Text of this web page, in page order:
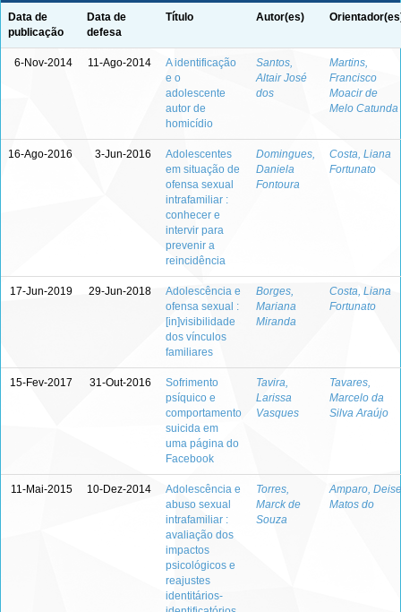
Data de
publicação
Data de
defesa
Título Autor(es)
6-Nov-2014 11-Ago-2014
A identificação
e o
adolescente
autor de
homicídio
Santos,
Altair José
dos
Martins,
Francisco
Moacir de
Melo Catunda
16-Ago-2016 3-Jun-2016
Adolescentes
em situação de
ofensa sexual
intrafamiliar :
conhecer e
intervir para
prevenir a
reincidência
Domingues,
Daniela
Fontoura
Costa, Liana
Fortunato
17-Jun-2019 29-Jun-2018
Adolescência e
ofensa sexual :
[in]visibilidade
dos vínculos
familiares
Borges,
Mariana
Miranda
Costa, Liana
Fortunato
15-Fev-2017 31-Out-2016
Sofrimento
psíquico e
comportamento
suicida em
uma página do
Facebook
Tavira,
Larissa
Vasques
Tavares,
Marcelo da
Silva Araújo
11-Mai-2015 10-Dez-2014
Adolescência e
abuso sexual
intrafamiliar :
avaliação dos
impactos
psicológicos e
reajustes
identitários-
Torres,
Marck de
Souza
Amparo, Deise
Matos do